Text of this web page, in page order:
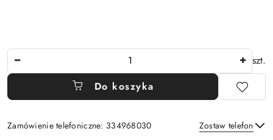
szt.
Do koszyka
Zamówienie telefoniczne: 334968030 Zostaw telefon